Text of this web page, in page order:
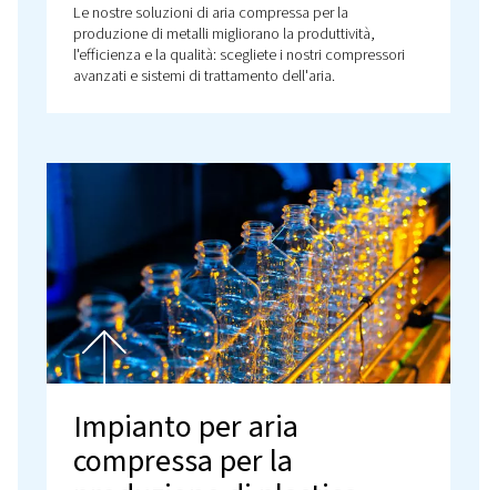
Aria compressa nella
produzione di mobili
Le nostre soluzioni di aria compressa supportano
produzione di mobili fornendo strumenti affidabili
efficienti dal punto di vista energetico per